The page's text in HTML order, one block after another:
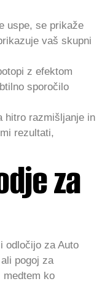
uspe, se prikaže
vaš skupni
z efektom
sporočilo
hitro razmišljanje in
rezultati,
za
odločijo za Auto
pogoj za
medtem ko